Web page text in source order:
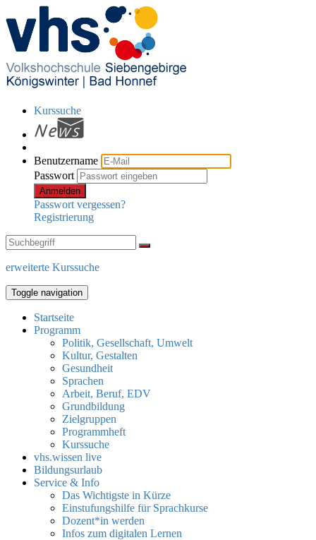
Kurssuche
Benutzername
Passwort
Anmelden
Passwort vergessen?
Registrierung
erweiterte Kurssuche
Toggle navigation
Startseite
Programm
Politik, Gesellschaft, Umwelt
Kultur, Gestalten
Gesundheit
Sprachen
Arbeit, Beruf, EDV
Grundbildung
Zielgruppen
Programmheft
Kurssuche
vhs.wissen live
Bildungsurlaub
Service & Info
Das Wichtigste in Kürze
Einstufungshilfe für Sprachkurse
Dozent*in werden
Infos zum digitalen Lernen